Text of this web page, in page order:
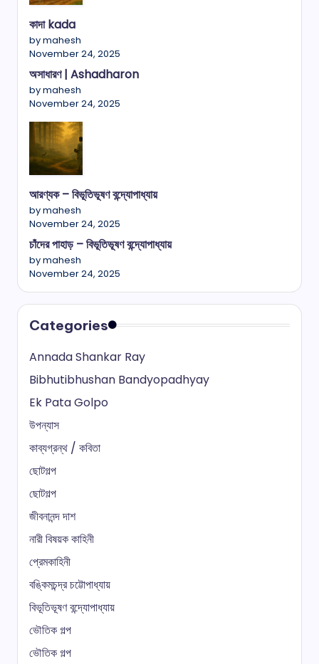
কাদা kada
by mahesh
November 24, 2025
অসাধারণ | Ashadharon
by mahesh
November 24, 2025
আরণ্যক – বিভূতিভূষণ বন্দ্যোপাধ্যায়
by mahesh
November 24, 2025
চাঁদের পাহাড় – বিভূতিভূষণ বন্দ্যোপাধ্যায়
by mahesh
November 24, 2025
Categories
Annada Shankar Ray
Bibhutibhushan Bandyopadhyay
Ek Pata Golpo
উপন্যাস
কাব্যগ্রন্থ / কবিতা
ছোটগল্প
ছোটগল্প
জীবনানন্দ দাশ
নারী বিষয়ক কাহিনী
প্রেমকাহিনী
বঙ্কিমচন্দ্র চট্টোপাধ্যায়
বিভূতিভূষণ বন্দ্যোপাধ্যায়
ভৌতিক গল্প
ভৌতিক গল্প